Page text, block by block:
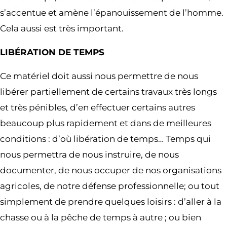
s’accentue et amène l’épanouissement de l’homme.
Cela aussi est très important.
LIBÉRATION DE TEMPS
Ce matériel doit aussi nous permettre de nous
libérer partiellement de certains travaux très longs
et très pénibles, d’en effectuer certains autres
beaucoup plus rapidement et dans de meilleures
conditions : d’où libération de temps… Temps qui
nous permettra de nous instruire, de nous
documenter, de nous occuper de nos organisations
agricoles, de notre défense professionnelle; ou tout
simplement de prendre quelques loisirs : d’aller à la
chasse ou à la pêche de temps à autre ; ou bien